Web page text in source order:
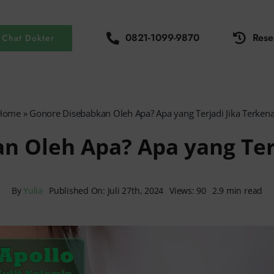
Chat Dokter 0821-1099-9870
» Gonore Disebabkan Oleh Apa? Apa yang Terjadi Jika
Oleh Apa? Apa yang
ByYulia Published On: Juli 27th, 2024 Views: 90 2.9 min read